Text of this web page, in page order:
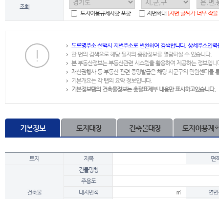
조회
토지이용규제사항 포함
지번확대 [지번 글씨가 너무 작
도로명주소 선택시 지번주소로 변환하여 검색합니다. 상세주소입
한 번의 검색으로 해당 필지의 종합정보를 열람하실 수 있습니다.
본 부동산정보는 부동산관련 시스템을 활용하여 제공하는 정보입니
재산권행사 등 부동산 관련 증명발급은 해당 시군구의 민원센터를
기본개요는 각 탭의 요약 정보입니다.
기본정보탭의 건축물정보는 총괄표제부 내용만 표시하고있습니다.
기본정보 토지대장 건축물대장 토지이용계
토지 지목 면
건축물
건물명칭
주용도
대지면적
㎡
연